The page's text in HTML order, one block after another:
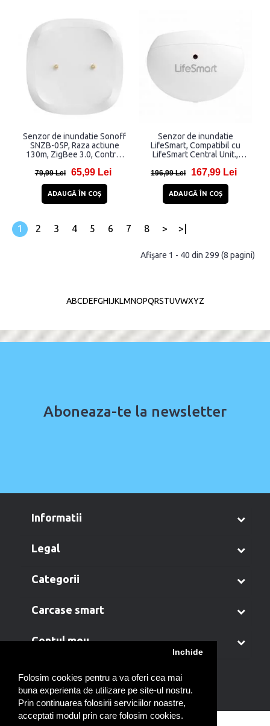
Folosim cookies pentru a va oferi cea mai
buna experienta de utilizare pe site-ul nostru.
Prin continuarea folosirii serviciilor noastre,
acceptati modul prin care folosim cookies.
Inchide
Senzor de inundatie Sonoff
SNZB-05P, Raza actiune
130m, ZigBee 3.0, Control
79,99 Lei 65,99 Lei
ADAUGĂ ÎN COŞ
Senzor de inundatie
LifeSmart, Compatibil cu
LifeSmart Central Unit.,
LifeSmart, Alb
196,99 Lei 167,99 Lei
ADAUGĂ ÎN COŞ
1 2 3 4 5 6 7 8 > >|
Afişare 1 - 40 din 299 (8 pagini)
ABCDEFGHIJKLMNOPQRSTUVWXYZ
Aboneaza-te la newsletter
informatii
legal
categorii
carcase smart
contul meu